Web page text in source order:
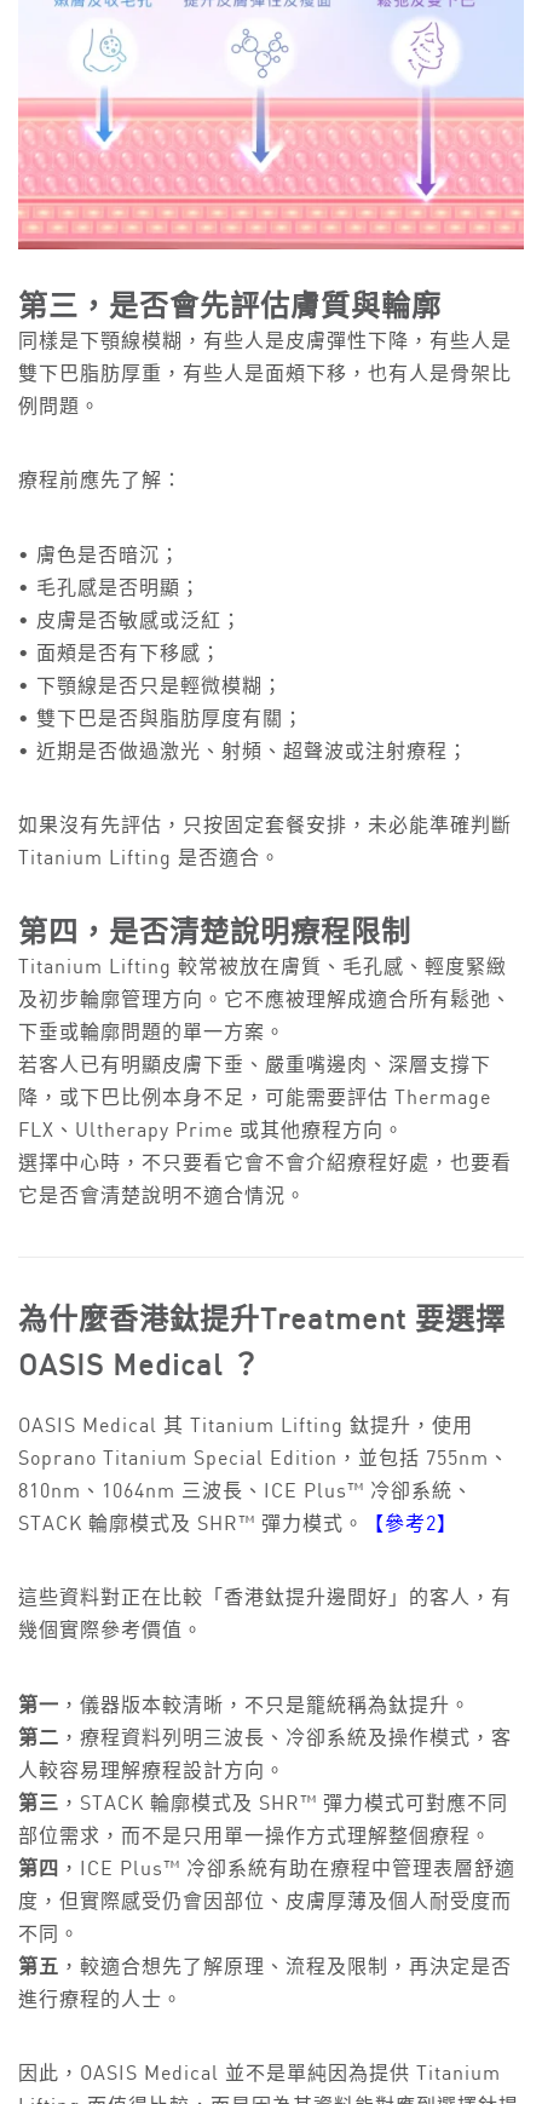
第三，是否會先評估膚質與輪廓
同樣是下顎線模糊，有些人是皮膚彈性下降，有些人是
雙下巴脂肪厚重，有些人是面頰下移，也有人是骨架比
例問題。
療程前應先了解：
• 膚色是否暗沉；
• 毛孔感是否明顯；
• 皮膚是否敏感或泛紅；
• 面頰是否有下移感；
• 下顎線是否只是輕微模糊；
• 雙下巴是否與脂肪厚度有關；
• 近期是否做過激光、射頻、超聲波或注射療程；
如果沒有先評估，只按固定套餐安排，未必能準確判斷
Titanium Lifting 是否適合。
第四，是否清楚說明療程限制
Titanium Lifting 較常被放在膚質、毛孔感、輕度緊緻
及初步輪廓管理方向。它不應被理解成適合所有鬆弛、
下垂或輪廓問題的單一方案。
若客人已有明顯皮膚下垂、嚴重嘴邊肉、深層支撐下
降，或下巴比例本身不足，可能需要評估 Thermage
FLX、Ultherapy Prime 或其他療程方向。
選擇中心時，不只要看它會不會介紹療程好處，也要看
它是否會清楚說明不適合情況。
為什麼香港鈦提升Treatment 要選擇
OASIS Medical ？
OASIS Medical 其 Titanium Lifting 鈦提升，使用
Soprano Titanium Special Edition，並包括 755nm、
810nm、1064nm 三波長、ICE Plus™ 冷卻系統、
STACK 輪廓模式及 SHR™ 彈力模式。
【參考2】
這些資料對正在比較「香港鈦提升邊間好」的客人，有
幾個實際參考價值。
第一 ，儀器版本較清晰，不只是籠統稱為鈦提升。
第二 ，療程資料列明三波長、冷卻系統及操作模式，客
人較容易理解療程設計方向。
第三 ，STACK 輪廓模式及 SHR™ 彈力模式可對應不同
部位需求，而不是只用單一操作方式理解整個療程。
第四 ，ICE Plus™ 冷卻系統有助在療程中管理表層舒適
度，但實際感受仍會因部位、皮膚厚薄及個人耐受度而
不同。
第五 ，較適合想先了解原理、流程及限制，再決定是否
進行療程的人士。
因此，OASIS Medical 並不是單純因為提供 Titanium